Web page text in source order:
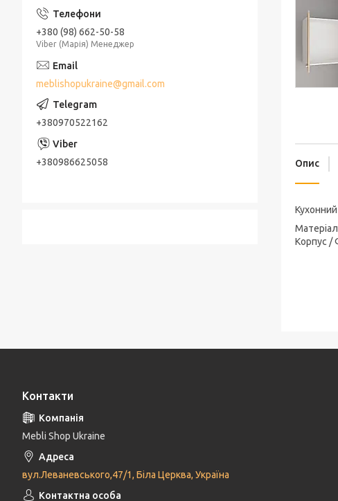
Опис
Корпус /
+380 (98) 662-50-58
Viber (Марія) Менеджер
meblishopukraine@gmail.com
+380970522162
+380986625058
Контакти
Mebli Shop Ukraine
вул.Леваневського,47/1, Біла Церква, Україна